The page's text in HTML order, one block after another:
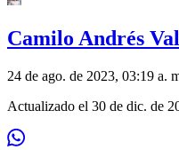
Camilo Andrés
24 de ago. de 2023, 03:19 a.
Actualizado el 30 de dic. de